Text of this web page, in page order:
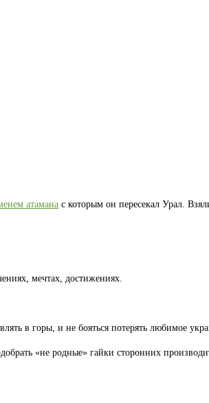
атамана с которым он пересекал Урал.
мечтах, достижениях.
в горы, и не бояться потерять любимое
«не родные» гайки сторонних